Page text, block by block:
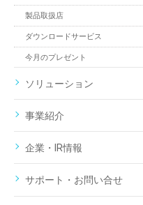
製品取扱店
ダウンロードサービス
今月のプレゼント
ソリューション
事業紹介
企業・IR情報
サポート・お問い合せ